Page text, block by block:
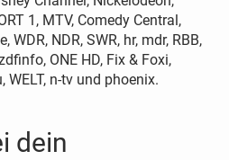
1, MTV, Comedy Central,
WDR, NDR, SWR, hr, mdr, RBB,
ONE HD, Fix & Foxi,
n-tv und phoenix.
dein